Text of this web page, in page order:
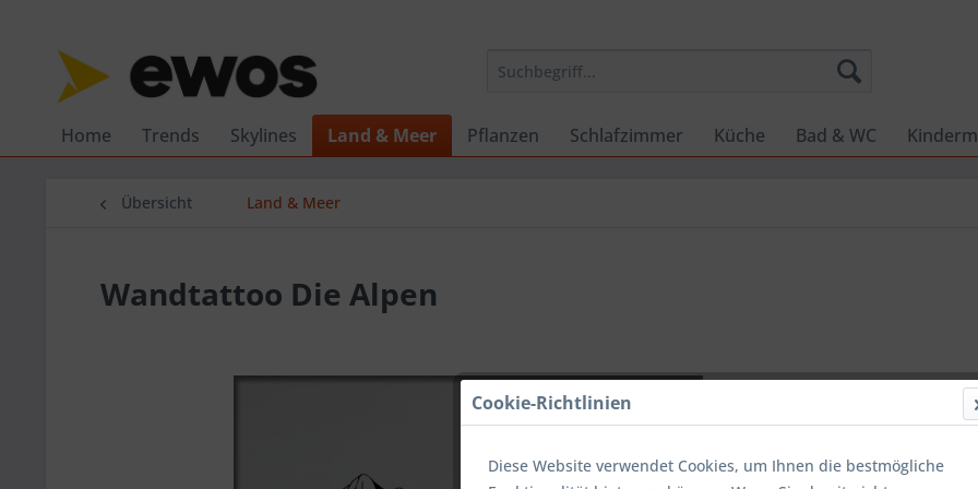
Home Trends Skylines Land & Meer Pflanzen Schlafzimmer Küche Bad & WC
Übersicht Land & Meer
Wandtattoo Die Alpen
CHF
Sofort
Cookie-Richtlinien
Diese Website verwendet Cookies, um Ihnen die bestmögliche